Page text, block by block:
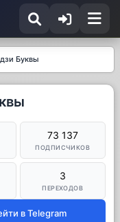
Буквы
73 137
ПОДПИСЧИКОВ
3
ПЕРЕХОДОВ
в Telegram